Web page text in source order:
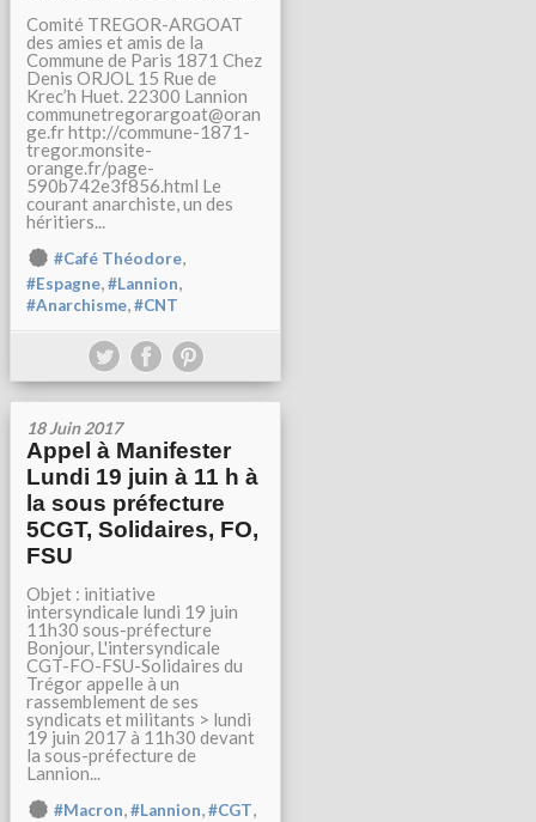
Comité TREGOR-ARGOAT
des amies et amis de la
Commune de Paris 1871 Chez
Denis ORJOL 15 Rue de
Krec’h Huet. 22300 Lannion
communetregorargoat@oran
ge.fr http://commune-1871-
tregor.monsite-
orange.fr/page-
590b742e3f856.html Le
courant anarchiste, un des
héritiers...
#Café Théodore,
#Espagne,#Lannion,
#Anarchisme,#CNT
18 Juin 2017
Appel à Manifester
Lundi 19 juin à 11 h à
la sous préfecture
5CGT, Solidaires, FO,
FSU
Objet : initiative
intersyndicale lundi 19 juin
11h30 sous-préfecture
Bonjour, L'intersyndicale
CGT-FO-FSU-Solidaires du
Trégor appelle à un
rassemblement de ses
syndicats et militants > lundi
19 juin 2017 à 11h30 devant
la sous-préfecture de
Lannion...
#Macron,#Lannion,#CGT,